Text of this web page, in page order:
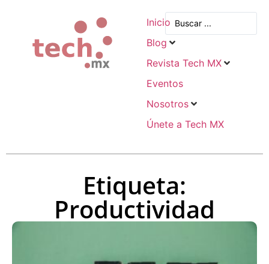
Inicio
Blog
Revista Tech MX
Eventos
Nosotros
Únete a Tech MX
Etiqueta:
Productividad